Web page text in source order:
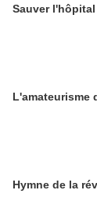
Sauver l'hôpital
L'amateurisme
Hymne de la